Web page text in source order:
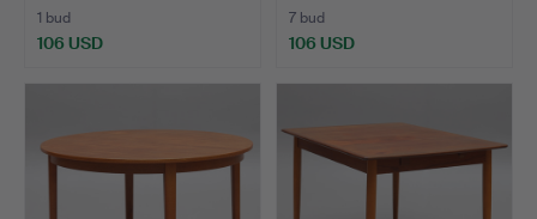
1 bud
106 USD
7 bud
106 USD